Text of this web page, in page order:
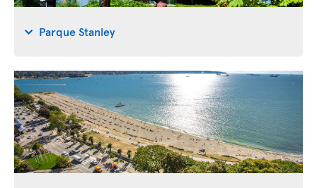
Parque Stanley